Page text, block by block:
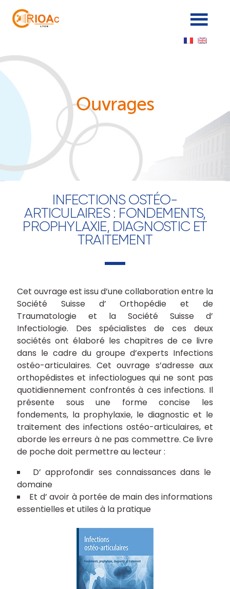
Ouvrages
INFECTIONS OSTÉO-
ARTICULAIRES : FONDEMENTS,
PROPHYLAXIE, DIAGNOSTIC ET
TRAITEMENT
Cet ouvrage est issu d’une collaboration entre la
Société Suisse d’ Orthopédie et de
Traumatologie et la Société Suisse d’
Infectiologie. Des spécialistes de ces deux
sociétés ont élaboré les chapitres de ce livre
dans le cadre du groupe d’experts Infections
ostéo-articulaires. Cet ouvrage s’adresse aux
orthopédistes et infectiologues qui ne sont pas
quotidiennement confrontés à ces infections. Il
présente sous une forme concise les
fondements, la prophylaxie, le diagnostic et le
traitement des infections ostéo-articulaires, et
aborde les erreurs à ne pas commettre. Ce livre
de poche doit permettre au lecteur :
D’ approfondir ses connaissances dans le
domaine
Et d’ avoir à portée de main des informations
essentielles et utiles à la pratique
Panneau de gestion des cookies